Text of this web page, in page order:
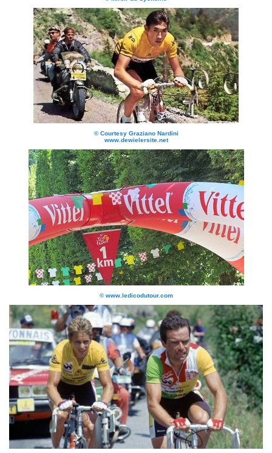
© Courtesy Graziano Nardini
www.dewielersite.net
© www.ledicodutour.com